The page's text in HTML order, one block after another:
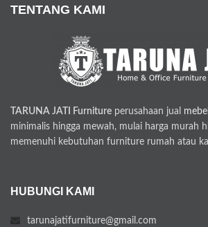
TENTANG KAMI
TARUNA JATI Furniture perusahaan jual
minimalis hingga mewah, mulai harga murah
memenuhi kebutuhan furniture rumah atau
HUBUNGI KAMI
tarunajatifurniture@gmail.com